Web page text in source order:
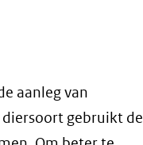
aanleg van
gebruikt de